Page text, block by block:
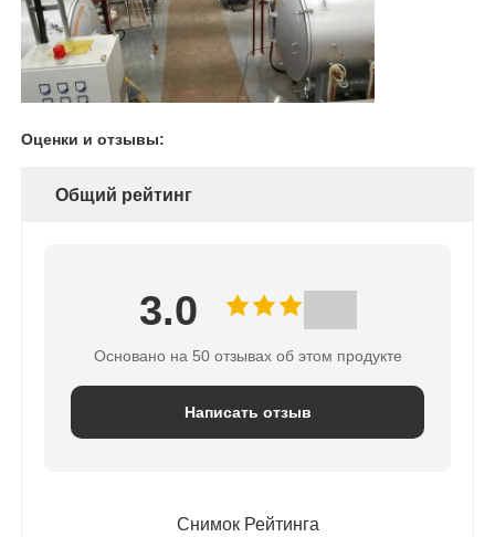
нагревное напряжение
(V)
750
Предел вакуума (Pa)
100 (состояние вакуумного
Оценки и отзывы:
Общий рейтинг
3.0
Основано на 50 отзывах об этом продукте
Написать отзыв
Снимок Рейтинга